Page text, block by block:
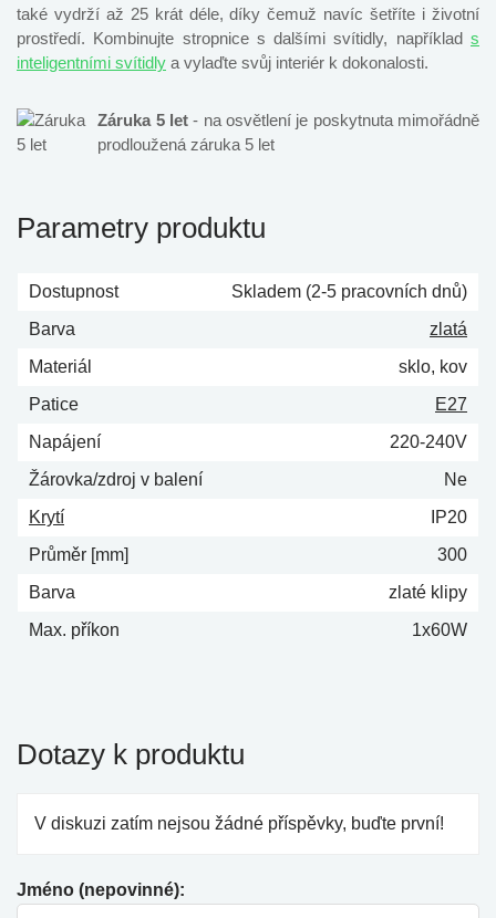
také vydrží až 25 krát déle, díky čemuž navíc šetříte i životní
prostředí. Kombinujte stropnice s dalšími svítidly, například s
inteligentními svítidly a vylaďte svůj interiér k dokonalosti.
Záruka 5 let - na osvětlení je poskytnuta mimořádně
prodloužená záruka 5 let
Parametry produktu
Dostupnost
Skladem (2-5 pracovních dnů)
Barva
zlatá
Materiál
sklo, kov
Patice
E27
Napájení
220-240V
Žárovka/zdroj v balení
Ne
Krytí
IP20
Průměr [mm]
300
Barva
zlaté klipy
Max. příkon
1x60W
Dotazy k produktu
V diskuzi zatím nejsou žádné příspěvky, buďte první!
Jméno (nepovinné):